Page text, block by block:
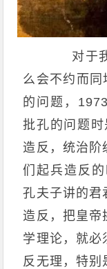
对于我
么会不约而同
的问题，
批孔的问题
造反，统治阶
们起兵造反
孔夫子讲的君
造反，把皇帝
学理论，就必
反无理，特别